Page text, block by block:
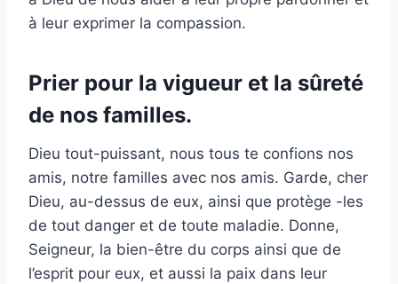
à leur exprimer la compassion.
Prier pour la vigueur et la sûreté
de nos familles.
Dieu tout-puissant, nous tous te confions nos
amis, notre familles avec nos amis. Garde, cher
Dieu, au-dessus de eux, ainsi que protège -les
de tout danger et de toute maladie. Donne,
Seigneur, la bien-être du corps ainsi que de
l’esprit pour eux, et aussi la paix dans leur